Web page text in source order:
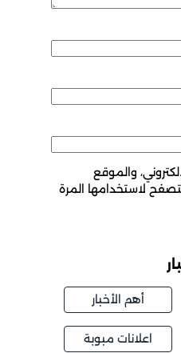
والموقع
لاستخدامها المرة
أهم الأخبار
اعلانات مبوبة